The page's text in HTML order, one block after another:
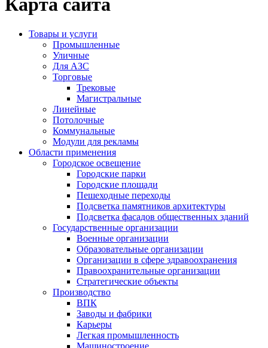
Карта сайта
Товары и услуги
Промышленные
Уличные
Для АЗС
Торговые
Трековые
Магистральные
Линейные
Потолочные
Коммунальные
Модули для рекламы
Области применения
Городское освещение
Городские парки
Городские площади
Пешеходные переходы
Подсветка памятников архитектуры
Подсветка фасадов общественных зданий
Государственные организации
Военные организации
Образовательные организации
Организации в сфере здравоохранения
Правоохранительные организации
Стратегические объекты
Производство
ВПК
Заводы и фабрики
Карьеры
Легкая промышленность
Машиностроение